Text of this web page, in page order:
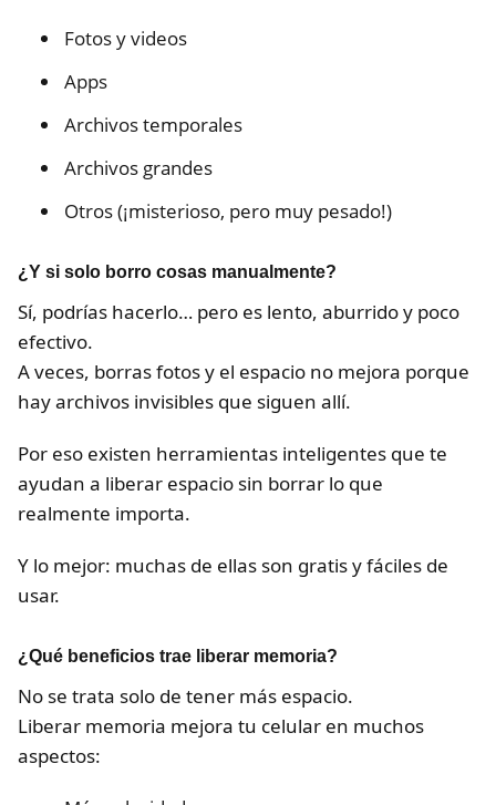
Fotos y videos
Apps
Archivos temporales
Archivos grandes
Otros (¡misterioso, pero muy pesado!)
¿Y si solo borro cosas manualmente?
Sí, podrías hacerlo… pero es lento, aburrido y poco
efectivo.
A veces, borras fotos y el espacio no mejora porque
hay archivos invisibles que siguen allí.
Por eso existen herramientas inteligentes que te
ayudan a liberar espacio sin borrar lo que
realmente importa.
Y lo mejor: muchas de ellas son gratis y fáciles de
usar.
¿Qué beneficios trae liberar memoria?
No se trata solo de tener más espacio.
Liberar memoria mejora tu celular en muchos
aspectos: